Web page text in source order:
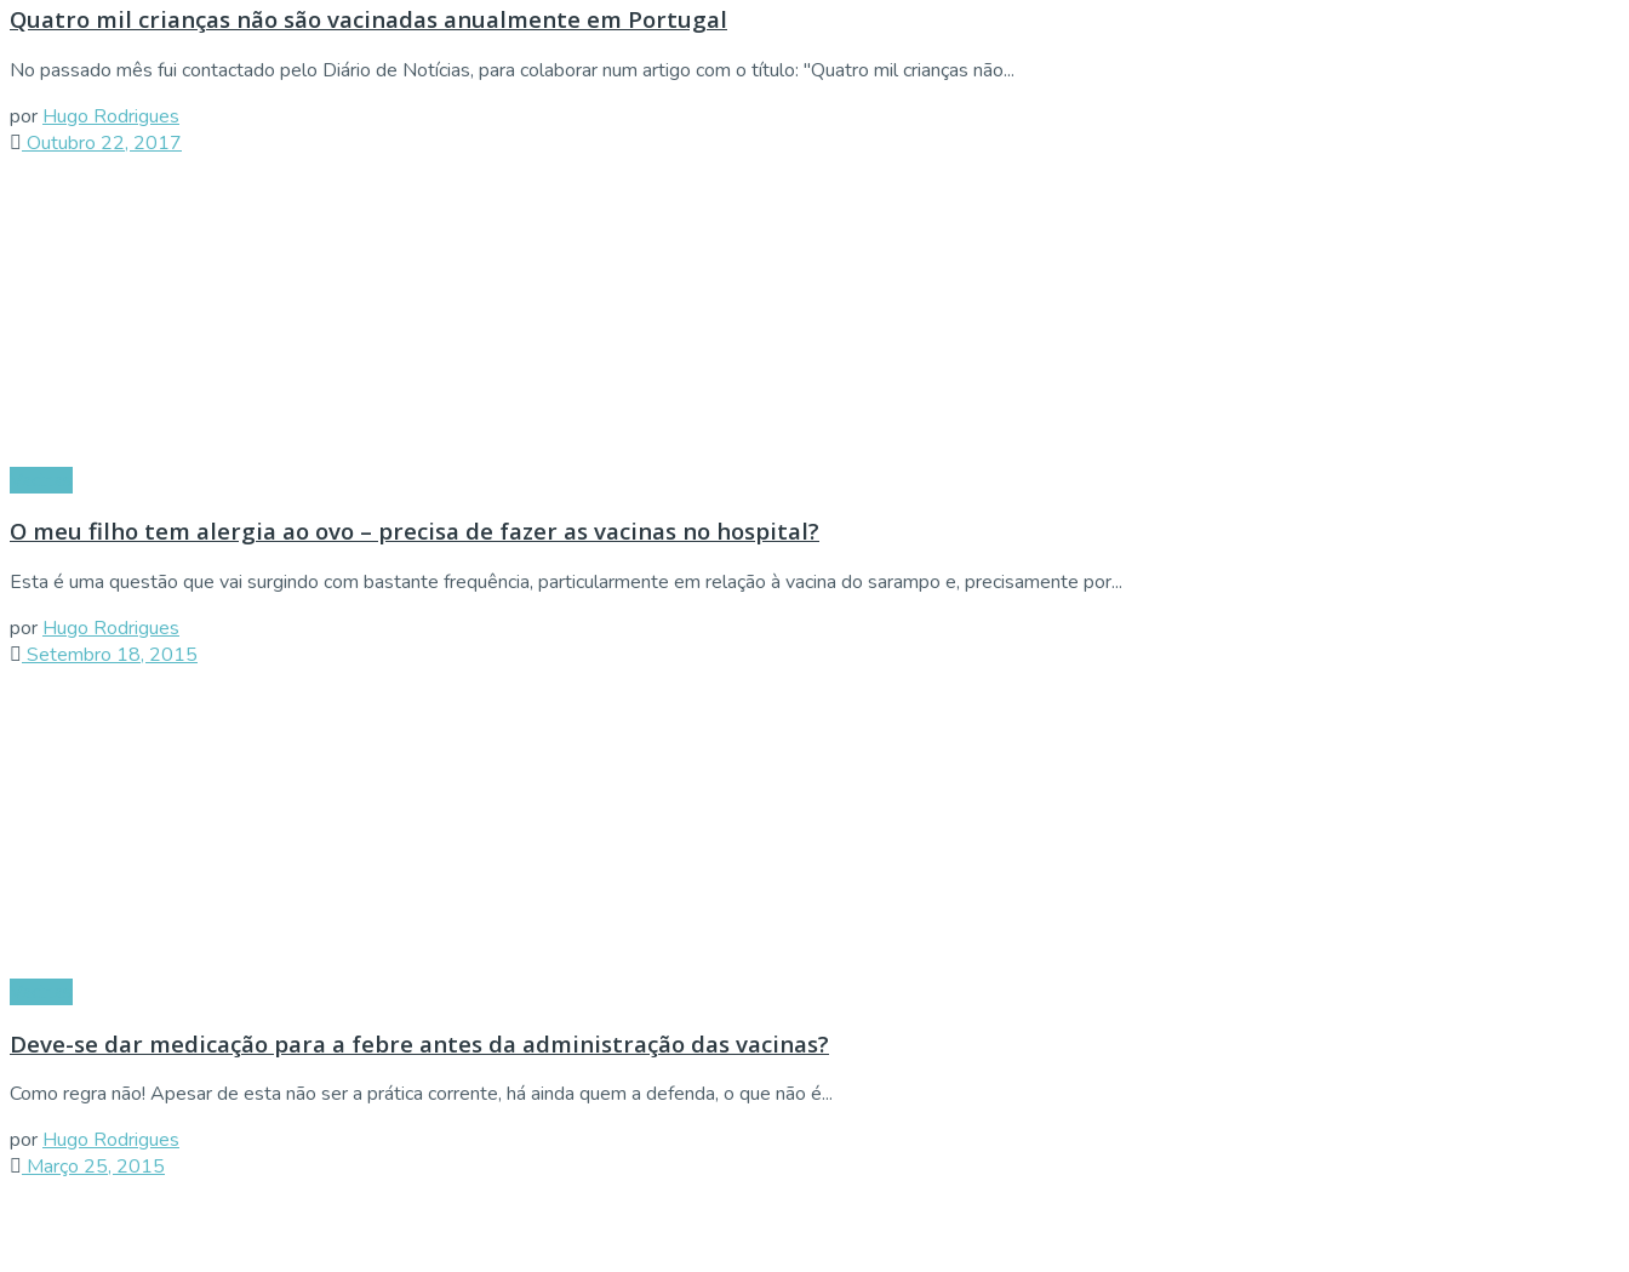
Quatro mil crianças não são vacinadas anualmente em Portugal
No passado mês fui contactado pelo Diário de Notícias, para colaborar num artigo com o título: "Quatro mil crianças não...
por Hugo Rodrigues
Outubro 22, 2017
O meu filho tem alergia ao ovo – precisa de fazer as vacinas no hospital?
Esta é uma questão que vai surgindo com bastante frequência, particularmente em relação à vacina do sarampo e, precisamente por...
por Hugo Rodrigues
Setembro 18, 2015
Deve-se dar medicação para a febre antes da administração das vacinas?
Como regra não! Apesar de esta não ser a prática corrente, há ainda quem a defenda, o que não é...
porHugo Rodrigues
Março 25, 2015